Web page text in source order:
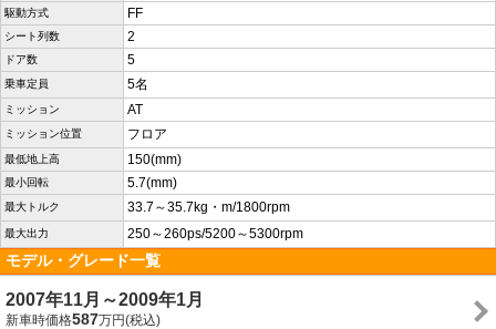
駆動方式 FF
シート列数 2
ドア数 5
乗車定員 5名
ミッション AT
ミッション位置 フロア
最低地上高 150(mm)
最小回転 5.7(mm)
最大トルク 33.7～35.7kg・m/1800rpm
最大出力 250～260ps/5200～5300rpm
モデル・グレード一覧
2007年11月～2009年1月
新車時価格587万円(税込)